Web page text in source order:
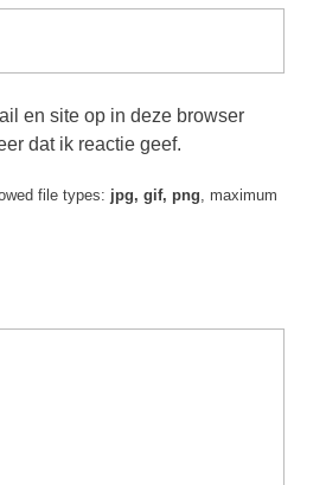
en site op in deze browser
dat ik reactie geef.
file types: jpg, gif, png, maximum